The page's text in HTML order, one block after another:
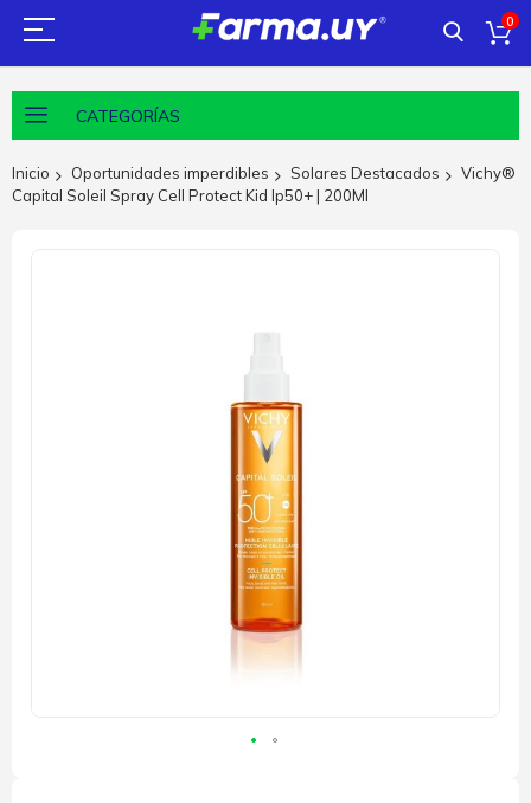
0
CATEGORÍAS
Inicio Oportunidades imperdibles Solares Destacados
Vichy®
Capital Soleil Spray Cell Protect Kid Ip50+ | 200Ml